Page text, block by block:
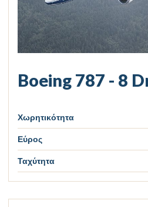
Boeing 787 - 8
Χωρητικότητα
Εύρος
Ταχύτητα